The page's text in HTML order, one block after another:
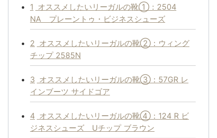
1 オススメしたいリーガルの靴①：2504
NA プレーントゥ・ビジネスシューズ
2 オススメしたいリーガルの靴②：ウィング
チップ 2585N
3 オススメしたいリーガルの靴③：57GR レ
インブーツ サイドゴア
4 オススメしたいリーガルの靴④：124 R ビ
ジネスシューズ Uチップ ブラウン